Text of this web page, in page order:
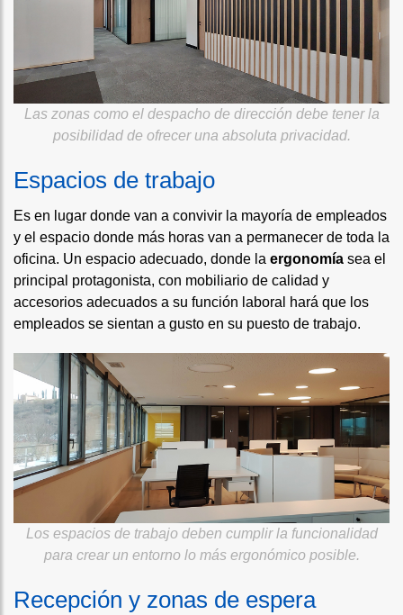
Las zonas como el despacho de dirección debe tener la
posibilidad de ofrecer una absoluta privacidad.
Espacios de trabajo
Es en lugar donde van a convivir la mayoría de empleados
y el espacio donde más horas van a permanecer de toda la
oficina. Un espacio adecuado, donde la ergonomía sea el
principal protagonista, con mobiliario de calidad y
accesorios adecuados a su función laboral hará que los
empleados se sientan a gusto en su puesto de trabajo.
Los espacios de trabajo deben cumplir la funcionalidad
para crear un entorno lo más ergonómico posible.
Recepción y zonas de espera